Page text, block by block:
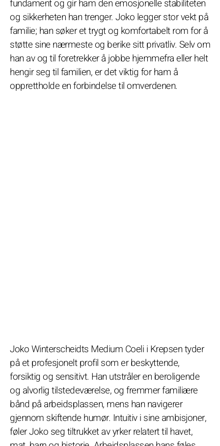
fundament og gir ham den emosjonelle stabiliteten
og sikkerheten han trenger. Joko legger stor vekt på
familie; han søker et trygt og komfortabelt rom for å
støtte sine nærmeste og berike sitt privatliv. Selv om
han av og til foretrekker å jobbe hjemmefra eller helt
hengir seg til familien, er det viktig for ham å
opprettholde en forbindelse til omverdenen.
Joko Winterscheidts Medium Coeli i Krepsen tyder
på et profesjonelt profil som er beskyttende,
forsiktig og sensitivt. Han utstråler en beroligende
og alvorlig tilstedeværelse, og fremmer familiære
bånd på arbeidsplassen, mens han navigerer
gjennom skiftende humør. Intuitiv i sine ambisjoner,
føler Joko seg tiltrukket av yrker relatert til havet,